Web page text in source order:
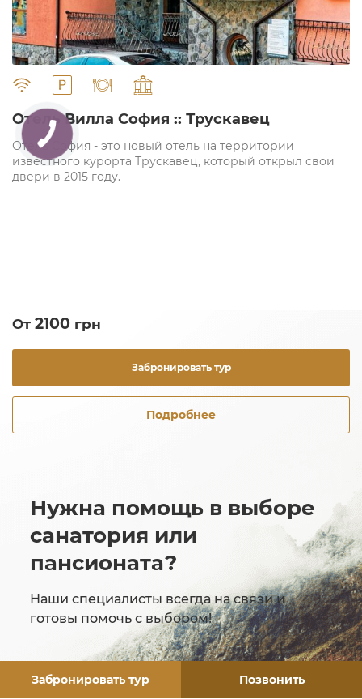
Забронировать тур Позвонить
Отель Вилла София :: Трускавец
Отель София - это новый отель на территории
известного курорта Трускавец, который открыл свои
двери в 2015 году.
От 2100 грн
Забронировать тур
Подробнее
Нужна помощь в выборе
санатория или
пансионата?
Наши специалисты всегда на связи и
готовы помочь с выбором!